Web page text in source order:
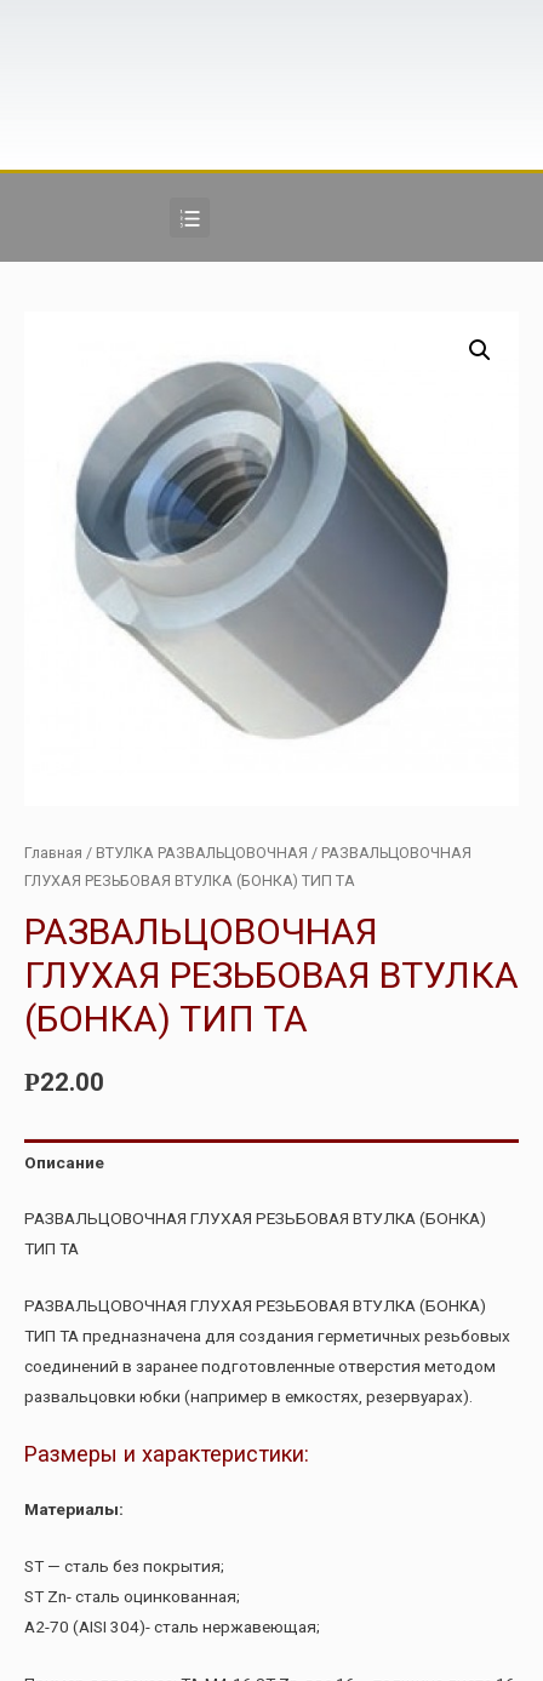
Главная / ВТУЛКА РАЗВАЛЬЦОВОЧНАЯ / РАЗВАЛЬЦОВОЧНАЯ
ГЛУХАЯ РЕЗЬБОВАЯ ВТУЛКА (БОНКА) ТИП ТА
РАЗВАЛЬЦОВОЧНАЯ
ГЛУХАЯ РЕЗЬБОВАЯ ВТУЛКА
(БОНКА) ТИП ТА
Р22.00
Описание
РАЗВАЛЬЦОВОЧНАЯ ГЛУХАЯ РЕЗЬБОВАЯ ВТУЛКА (БОНКА)
ТИП ТА
РАЗВАЛЬЦОВОЧНАЯ ГЛУХАЯ РЕЗЬБОВАЯ ВТУЛКА (БОНКА)
ТИП ТА предназначена для создания герметичных резьбовых
соединений в заранее подготовленные отверстия методом
развальцовки юбки (например в емкостях, резервуарах).
Размеры и характеристики:
Материалы:
ST — cталь без покрытия;
ST Zn- cталь оцинкованная;
A2-70 (AISI 304)- сталь нержавеющая;